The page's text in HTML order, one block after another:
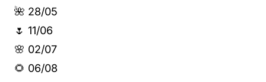
🌺 28/05
🌷 11/06
🌸 02/07
🌻 06/08